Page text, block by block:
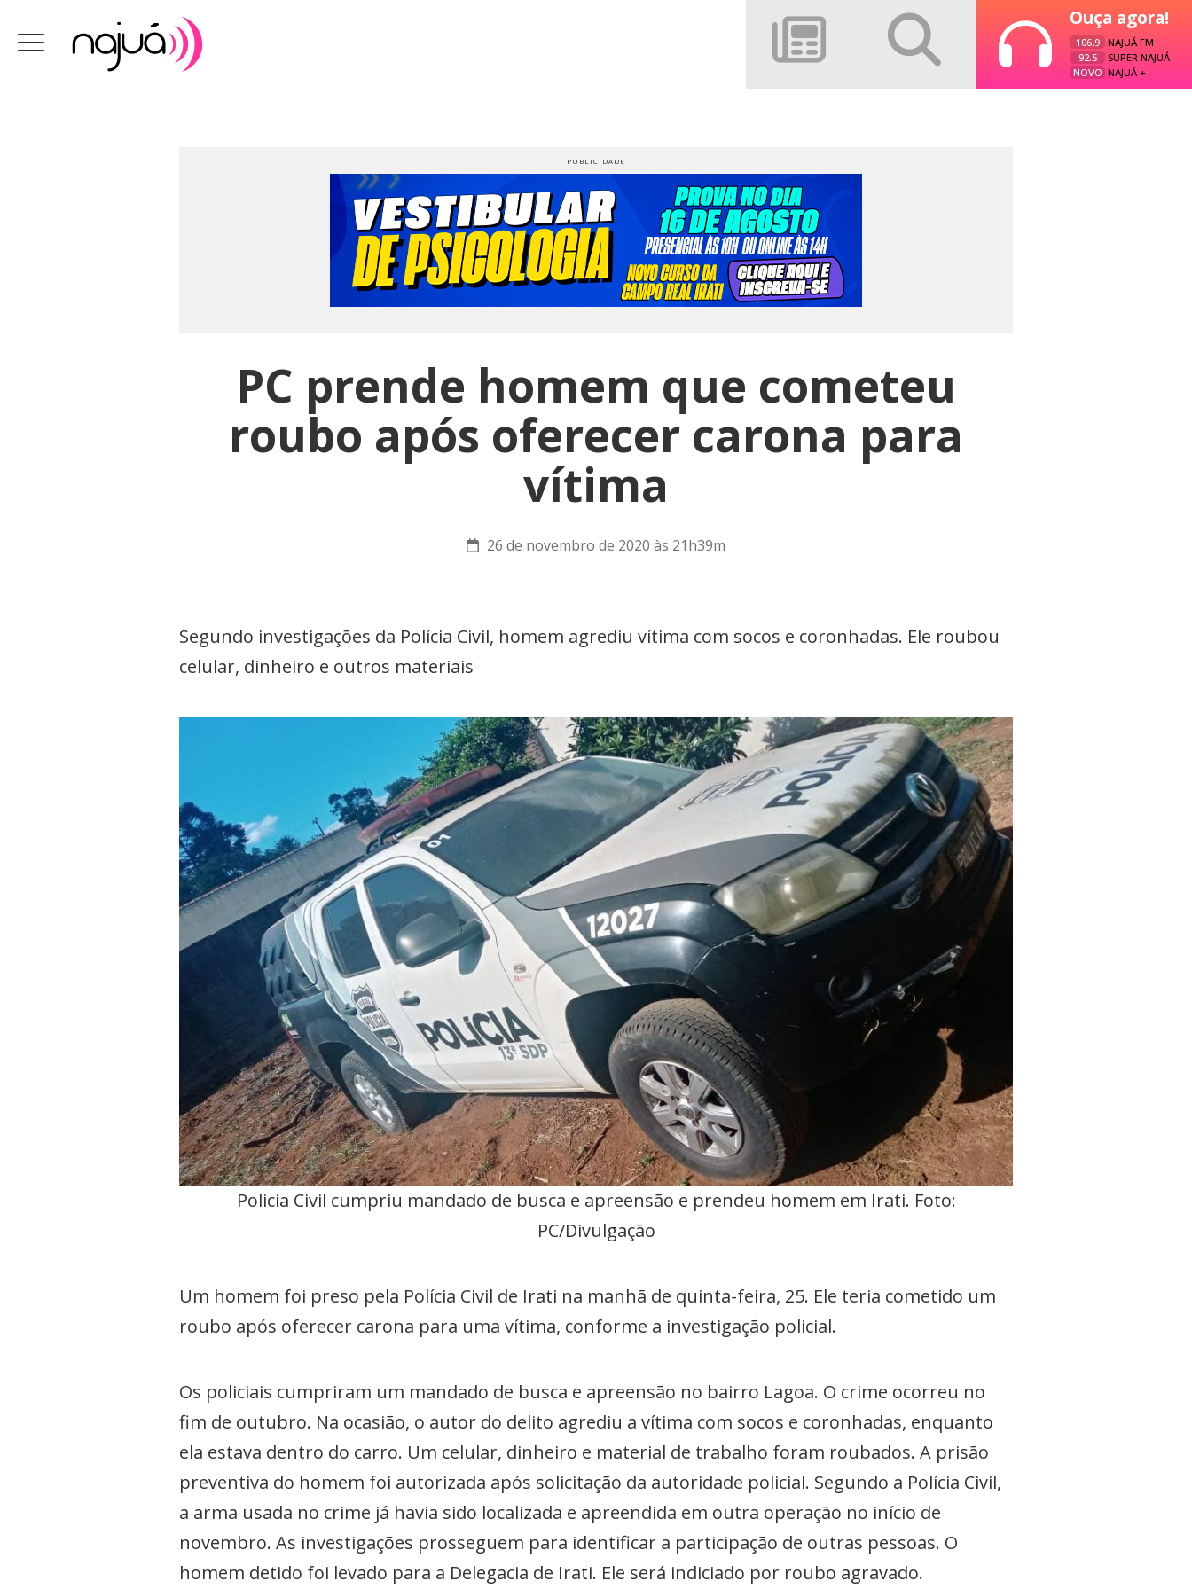
Ouça agora!
106.9
NAJUÁ FM
92.5
SUPER NAJUÁ
NOVO NAJUÁ +
PC prende homem que cometeu
roubo após oferecer carona para
vítima
26 de novembro de 2020 às 21h39m
Segundo investigações da Polícia Civil, homem agrediu vítima com socos e coronhadas. Ele roubou
celular, dinheiro e outros materiais
Policia Civil cumpriu mandado de busca e apreensão e prendeu homem em Irati. Foto:
PC/Divulgação
Um homem foi preso pela Polícia Civil de Irati na manhã de quinta-feira, 25. Ele teria cometido um
roubo após oferecer carona para uma vítima, conforme a investigação policial.
Os policiais cumpriram um mandado de busca e apreensão no bairro Lagoa. O crime ocorreu no
fim de outubro. Na ocasião, o autor do delito agrediu a vítima com socos e coronhadas, enquanto
ela estava dentro do carro. Um celular, dinheiro e material de trabalho foram roubados. A prisão
preventiva do homem foi autorizada após solicitação da autoridade policial. Segundo a Polícia Civil,
a arma usada no crime já havia sido localizada e apreendida em outra operação no início de
novembro. As investigações prosseguem para identificar a participação de outras pessoas. O
homem detido foi levado para a Delegacia de Irati. Ele será indiciado por roubo agravado.